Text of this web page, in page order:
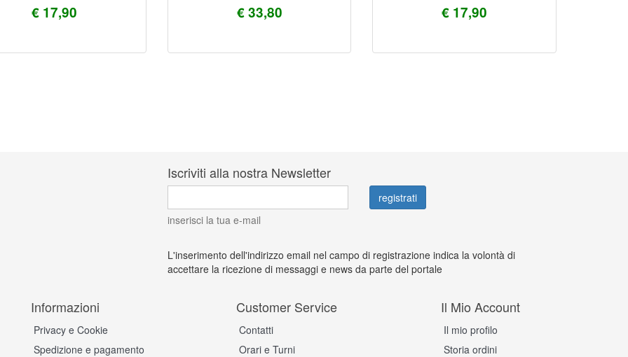
€ 17,90 € 33,80 € 17,90
Iscriviti alla nostra Newsletter
inserisci la tua e-mail
L'inserimento dell'indirizzo email nel campo di registrazione indica la volontà di
accettare la ricezione di messaggi e news da parte del portale
Informazioni
Privacy e Cookie
Spedizione e pagamento
Customer Service
Contatti
Orari e Turni
Il Mio Account
Il mio profilo
Storia ordini